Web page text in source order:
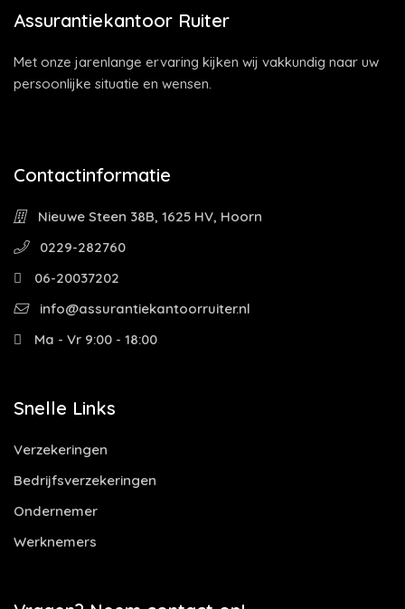
Assurantiekantoor Ruiter
Met onze jarenlange ervaring kijken wij vakkundig naar uw
persoonlijke situatie en wensen.
Contactinformatie
Nieuwe Steen 38B, 1625 HV, Hoorn
0229-282760
06-20037202
info@assurantiekantoorruiter.nl
Ma - Vr 9:00 - 18:00
Snelle Links
Verzekeringen
Bedrijfsverzekeringen
Ondernemer
Werknemers